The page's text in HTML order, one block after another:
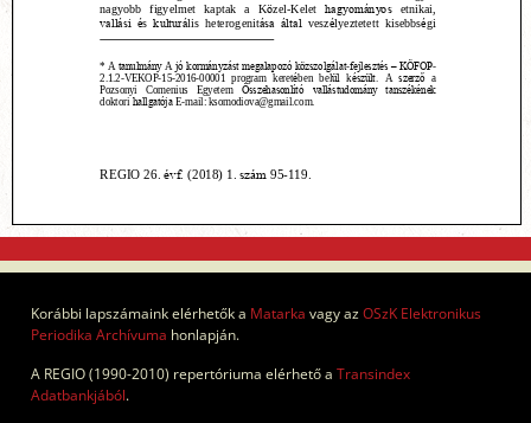
Korábbi lapszámaink elérhetők a Matarka vagy azOSzK Elektronikus
Periodika Archívuma honlapján.
A REGIO (1990-2010) repertóriuma elérhető a Transindex
Adatbankjából.